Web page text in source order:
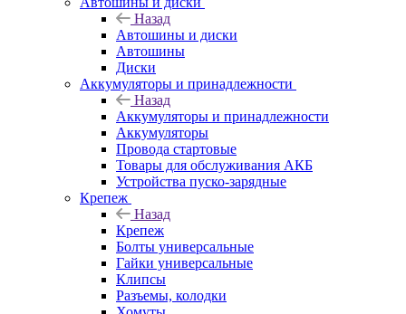
Назад
Автошины и диски
Автошины
Диски
Аккумуляторы и принадлежности
Назад
Аккумуляторы и принадлежности
Аккумуляторы
Провода стартовые
Товары для обслуживания АКБ
Устройства пуско-зарядные
Крепеж
Назад
Крепеж
Болты универсальные
Гайки универсальные
Клипсы
Разъемы, колодки